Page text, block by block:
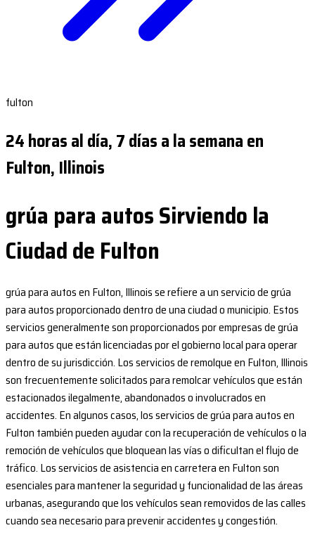
fulton
24 horas al día, 7 días a la semana en
Fulton, Illinois
grúa para autos Sirviendo la
Ciudad de Fulton
grúa para autos en Fulton, Illinois se refiere a un servicio de grúa
para autos proporcionado dentro de una ciudad o municipio. Estos
servicios generalmente son proporcionados por empresas de grúa
para autos que están licenciadas por el gobierno local para operar
dentro de su jurisdicción. Los servicios de remolque en Fulton, Illinois
son frecuentemente solicitados para remolcar vehículos que están
estacionados ilegalmente, abandonados o involucrados en
accidentes. En algunos casos, los servicios de grúa para autos en
Fulton también pueden ayudar con la recuperación de vehículos o la
remoción de vehículos que bloquean las vías o dificultan el flujo de
tráfico. Los servicios de asistencia en carretera en Fulton son
esenciales para mantener la seguridad y funcionalidad de las áreas
urbanas, asegurando que los vehículos sean removidos de las calles
cuando sea necesario para prevenir accidentes y congestión.